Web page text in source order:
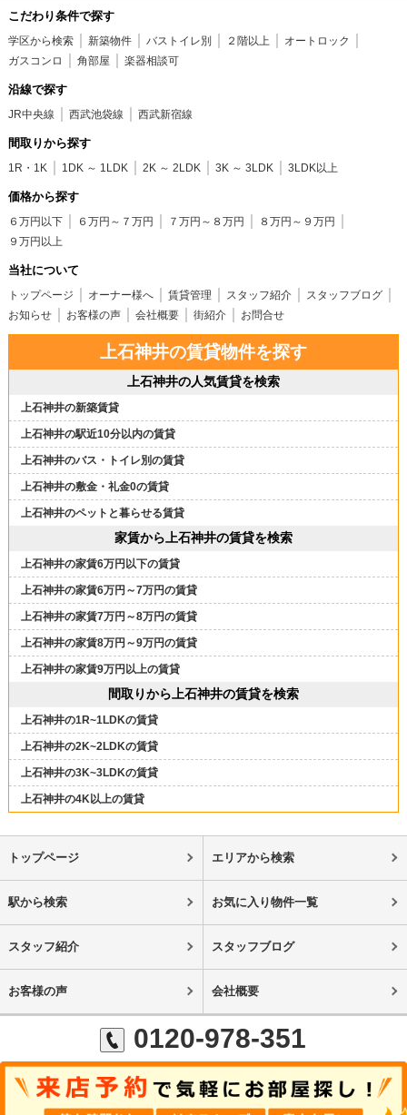
こだわり条件で探す
学区から検索 新築物件 バストイレ別 ２階以上
オートロック
ガスコンロ
角部屋 楽器相談可
沿線で探す
JR中央線 西武池袋線 西武新宿線
間取りから探す
1R・1K 1DK ～ 1LDK 2K ～ 2LDK 3K ～ 3LDK 3LDK以上
価格から探す
６万円以下 ６万円～７万円 ７万円～８万円
８万円～９万円
９万円以上
当社について
トップページ オーナー様へ 賃貸管理 スタッフ紹介
スタッフブログ
お知らせ
お客様の声 会社概要 街紹介 お問合せ
上石神井の賃貸物件を探す
上石神井の人気賃貸を検索
上石神井の新築賃貸
上石神井の駅近10分以内の賃貸
上石神井のバス・トイレ別の賃貸
上石神井の敷金・礼金0の賃貸
上石神井のペットと暮らせる賃貸
家賃から上石神井の賃貸を検索
上石神井の家賃6万円以下の賃貸
上石神井の家賃6万円～7万円の賃貸
上石神井の家賃7万円～8万円の賃貸
上石神井の家賃8万円～9万円の賃貸
上石神井の家賃9万円以上の賃貸
間取りから上石神井の賃貸を検索
上石神井の1R~1LDKの賃貸
上石神井の2K~2LDKの賃貸
上石神井の3K~3LDKの賃貸
上石神井の4K以上の賃貸
トップページ エリアから検索
駅から検索 お気に入り物件一覧
スタッフ紹介 スタッフブログ
お客様の声 会社概要
0120-978-351